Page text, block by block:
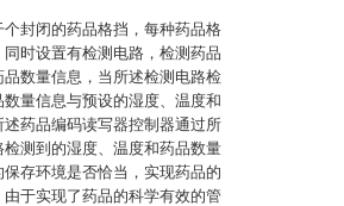
封闭的药品格挡，每种药品格
时设置有检测电路，检测药品
数量信息，当所述检测电路检
量信息与预设的湿度、温度和
药品编码读写器控制器通过所
测到的湿度、温度和药品数量
存环境是否恰当，实现药品的
于实现了药品的科学有效的管